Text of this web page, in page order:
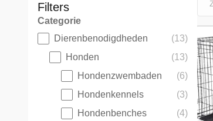
Filters
Categorie
Categorie
Dierenbenodigdheden
(13)
Honden
(13)
Hondenzwembaden
(6)
Hondenkennels
(3)
Hondenbenches
(4)